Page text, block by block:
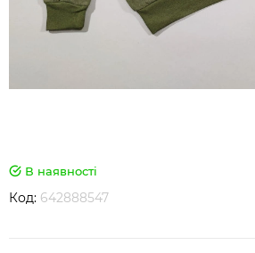
В наявності
Код: 642888547